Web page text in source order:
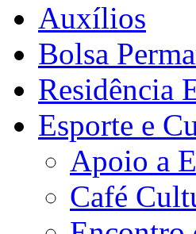
Auxílios
Bolsa
Residência
Esporte e
Apoio a
Café